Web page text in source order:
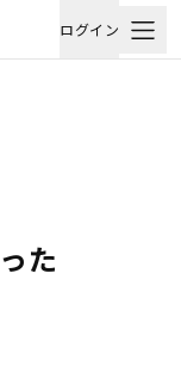
ログイン
た